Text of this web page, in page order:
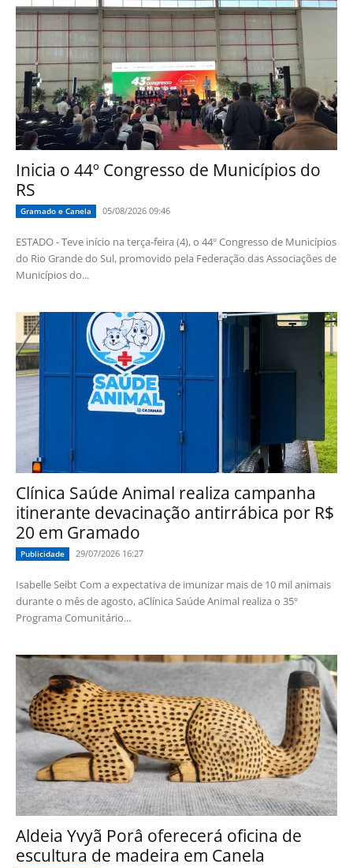
Inicia o 44º Congresso de Municípios do
RS
Gramado e Canela 05/08/2026 09:46
ESTADO - Teve início na terça-feira (4), o 44º Congresso de Municípios
do Rio Grande do Sul, promovido pela Federação das Associações de
Municípios do...
Clínica Saúde Animal realiza campanha
itinerante devacinação antirrábica por R$
20 em Gramado
Publicidade 29/07/2026 16:27
Isabelle Seibt Com a expectativa de imunizar mais de 10 mil animais
durante o mês de agosto, aClínica Saúde Animal realiza o 35º
Programa Comunitário...
Aldeia Yvyã Porâ oferecerá oficina de
escultura de madeira em Canela